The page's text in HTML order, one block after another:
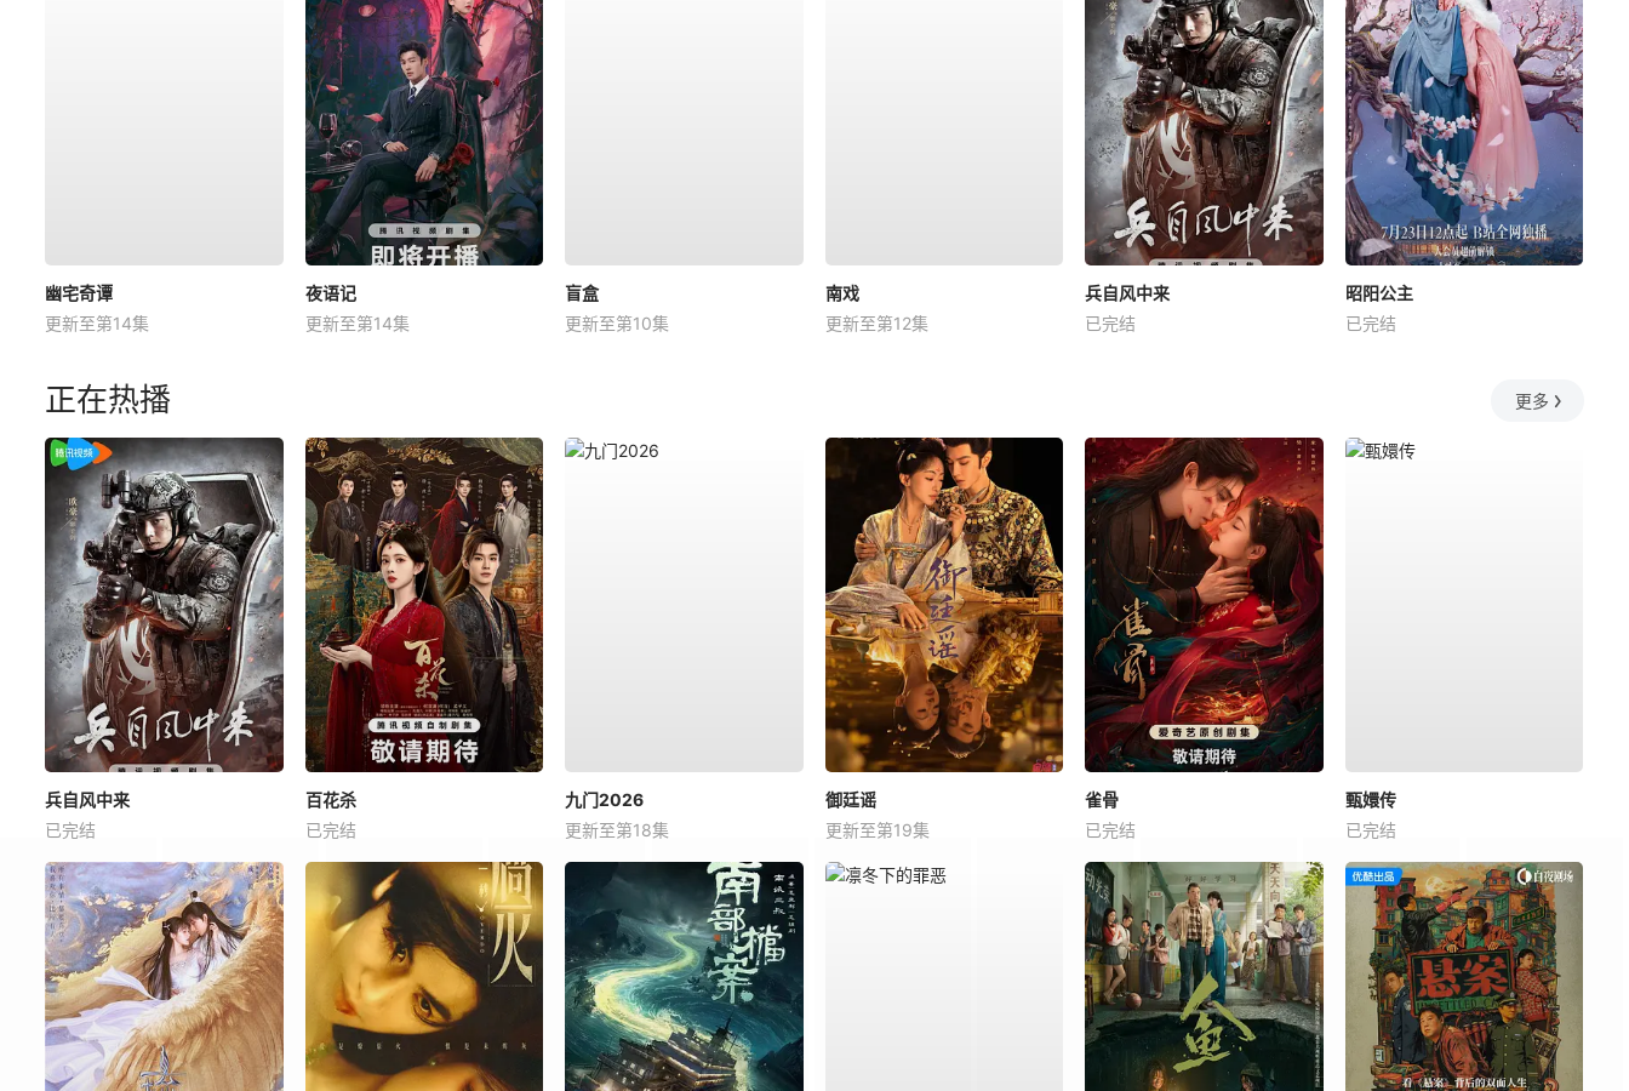
幽宅奇谭
更新至第14集
夜语记
更新至第14集
盲盒
更新至第10集
南戏
更新至第12集
兵自风中来
已完结
昭阳公主
已完结
正在热播 更多
兵自风中来
已完结
百花杀
已完结
九门2026
更新至第18集
御廷谣
更新至第19集
雀骨
已完结
甄嬛传
已完结